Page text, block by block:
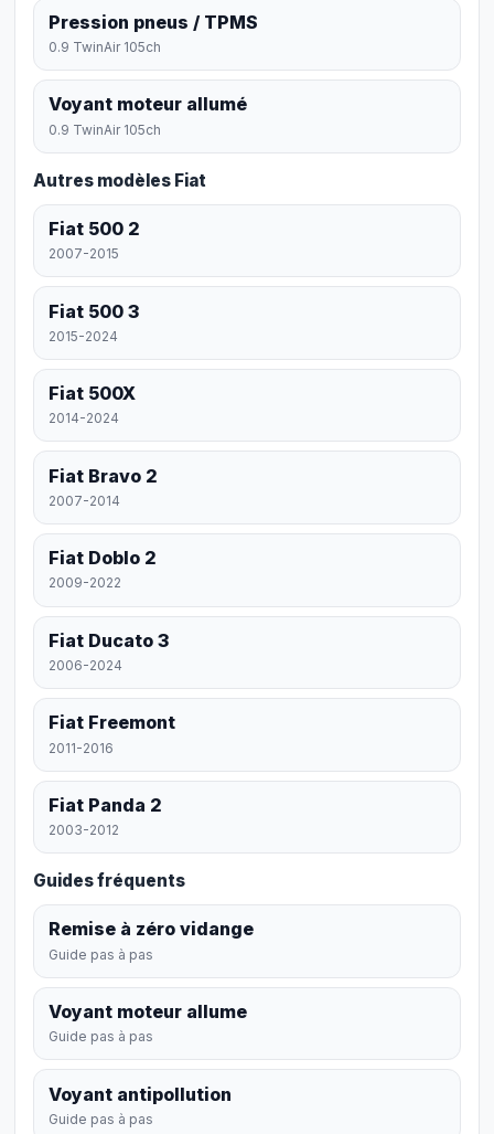
Pression pneus / TPMS
0.9 TwinAir 105ch
Voyant moteur allumé
0.9 TwinAir 105ch
Autres modèles Fiat
Fiat 500 2
2007-2015
Fiat 500 3
2015-2024
Fiat 500X
2014-2024
Fiat Bravo 2
2007-2014
Fiat Doblo 2
2009-2022
Fiat Ducato 3
2006-2024
Fiat Freemont
2011-2016
Fiat Panda 2
2003-2012
Guides fréquents
Remise à zéro vidange
Guide pas à pas
Voyant moteur allume
Guide pas à pas
Voyant antipollution
Guide pas à pas